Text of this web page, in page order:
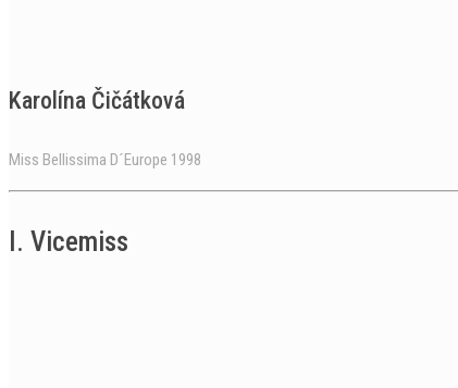
Karolína Čičátková
Miss Bellissima D´Europe 1998
I. Vicemiss